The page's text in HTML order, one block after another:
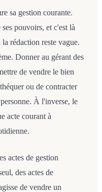
sa gestion courante.
pouvoirs, et c'est là
rédaction reste vague.
Donner au gérant des
de vendre le bien
ou de contracter
À l'inverse, le
acte courant à
actes de gestion
des actes de
de vendre un